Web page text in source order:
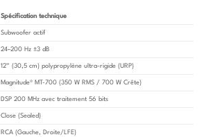
Spécification technique
Subwoofer actif
24–200 Hz ±3 dB
12” (30,5 cm) polypropylène ultra-rigide (URP)
Magnitude® MT-700 (350 W RMS / 700 W Crête)
DSP 200 MHz avec traitement 56 bits
Close (Sealed)
RCA (Gauche, Droite/LFE)